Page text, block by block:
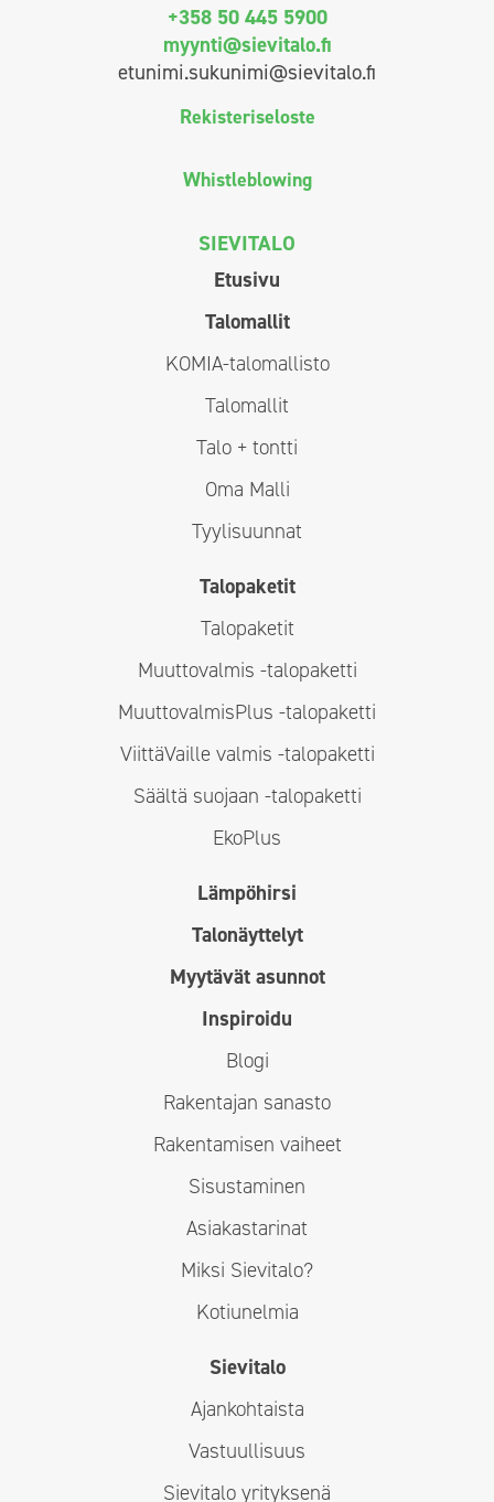
+358 50 445 5900
myynti@sievitalo.fi
etunimi.sukunimi@sievitalo.fi
Rekisteriseloste
Whistleblowing
SIEVITALO
Etusivu
Talomallit
KOMIA-talomallisto
Talomallit
Talo + tontti
Oma Malli
Tyylisuunnat
Talopaketit
Talopaketit
Muuttovalmis -talopaketti
MuuttovalmisPlus -talopaketti
ViittäVaille valmis -talopaketti
Säältä suojaan -talopaketti
EkoPlus
Lämpöhirsi
Talonäyttelyt
Myytävät asunnot
Inspiroidu
Blogi
Rakentajan sanasto
Rakentamisen vaiheet
Sisustaminen
Asiakastarinat
Miksi Sievitalo?
Kotiunelmia
Sievitalo
Ajankohtaista
Vastuullisuus
Sievitalo yrityksenä